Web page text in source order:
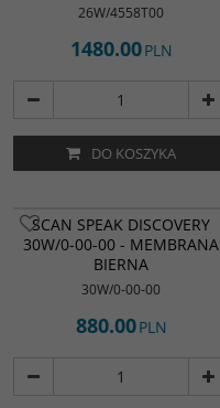
26W/4558T00
1480.00PLN
DO KOSZYKA
SCAN SPEAK DISCOVERY
30W/0-00-00 - MEMBRANA
BIERNA
30W/0-00-00
880.00PLN